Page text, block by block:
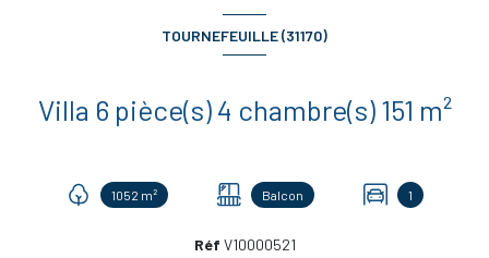
TOURNEFEUILLE (31170)
Villa 6 pièce(s) 4 chambre(s) 151 m²
1052 m² Balcon 1
Réf V10000521